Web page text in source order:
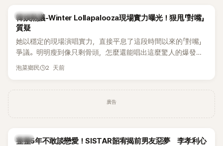
細身材下的超狂背肌與肩膀線條，反差感十足，讓不少網友看
傻直呼：「原來她身材這麼猛！」
熱議討論
韓娛熱議-Winter Lollapalooza現場實力曝光！狠甩「對嘴」
質疑
她以穩定的現場演唱實力，直接平息了這段時間以來的「對嘴」
爭議。明明瘦到像只剩骨頭，怎麼還能唱出這麼驚人的爆發力
和音量？
泡菜鄉民 2 天前
廣告
韓星
整整5年不敢談戀愛！SISTAR韶宥揭前男友惡夢 李孝利心